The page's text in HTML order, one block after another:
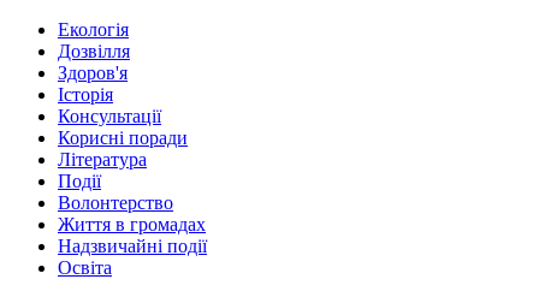
Екологія
Дозвілля
Здоров'я
Історія
Консультації
Корисні поради
Література
Події
Волонтерство
Життя в громадах
Надзвичайні події
Освіта